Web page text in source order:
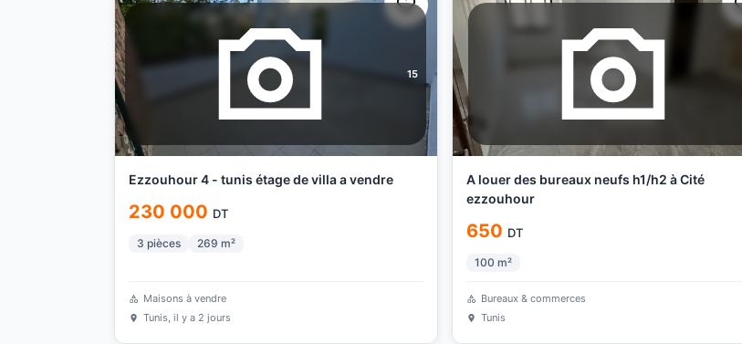
15
Ezzouhour 4 - tunis étage de villa a vendre
230 000 DT
3 pièces 269 m²
Maisons à vendre
Tunis, il y a 2 jours
A louer des bureaux neufs h1/h2 à Cité
ezzouhour
650 DT
100 m²
Bureaux & commerces
Tunis